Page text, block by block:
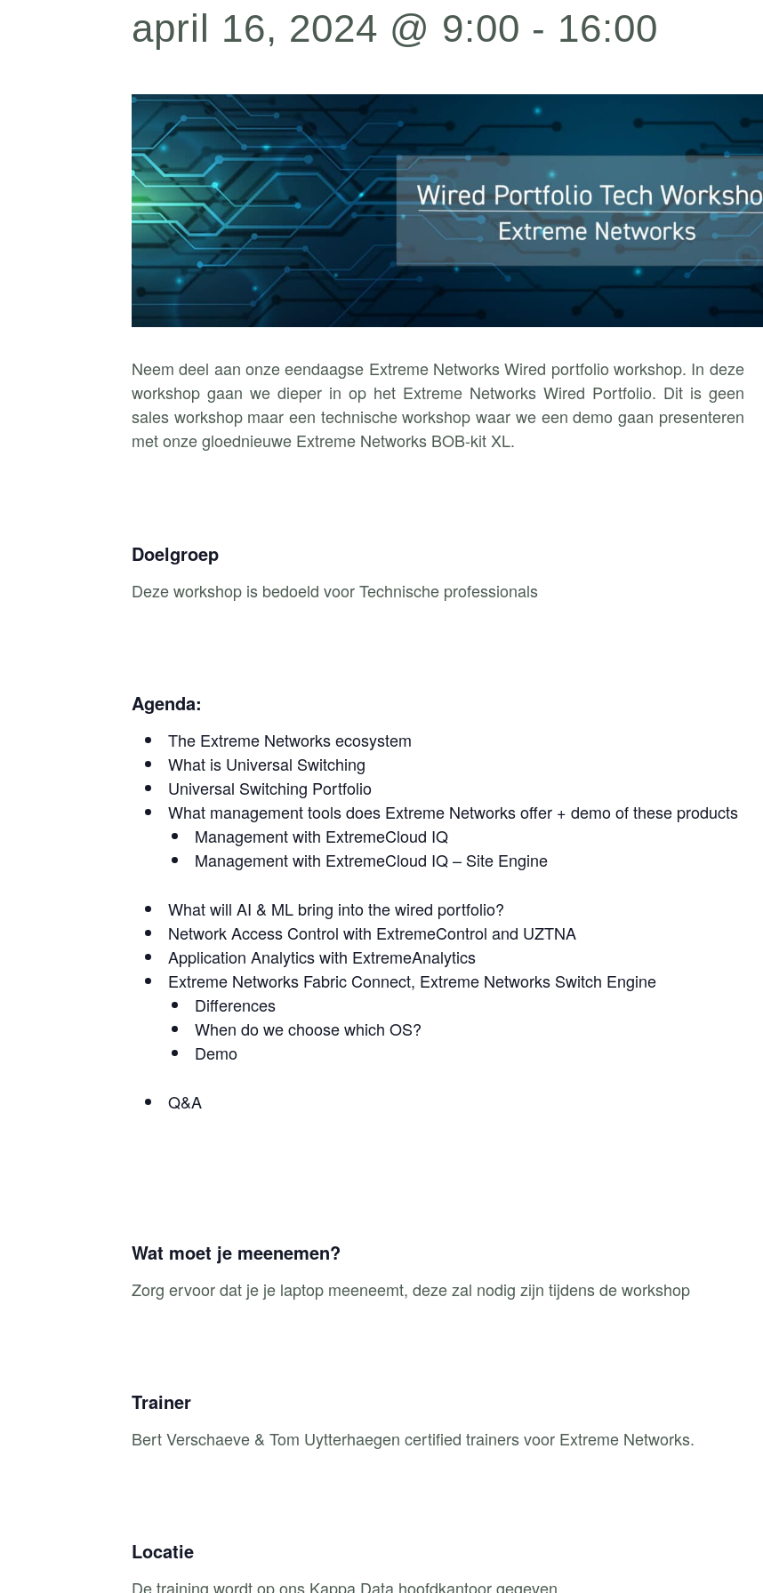
april 16, 2024 @ 9:00 - 16:00
Neem deel aan onze eendaagse Extreme Networks Wired portfolio workshop. In deze
workshop gaan we dieper in op het Extreme Networks Wired Portfolio. Dit is geen
sales workshop maar een technische workshop waar we een demo gaan presenteren
met onze gloednieuwe Extreme Networks BOB-kit XL.
Doelgroep
Deze workshop is bedoeld voor Technische professionals
Agenda:
The Extreme Networks ecosystem
What is Universal Switching
Universal Switching Portfolio
What management tools does Extreme Networks offer + demo of these products
Management with ExtremeCloud IQ
Management with ExtremeCloud IQ – Site Engine
What will AI & ML bring into the wired portfolio?
Network Access Control with ExtremeControl and UZTNA
Application Analytics with ExtremeAnalytics
Extreme Networks Fabric Connect, Extreme Networks Switch Engine
Differences
When do we choose which OS?
Demo
Q&A
Wat moet je meenemen?
Zorg ervoor dat je je laptop meeneemt, deze zal nodig zijn tijdens de workshop
Trainer
Bert Verschaeve & Tom Uytterhaegen certified trainers voor Extreme Networks.
Locatie
De training wordt op ons Kappa Data hoofdkantoor gegeven.